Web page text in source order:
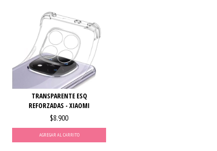
TRANSPARENTE ESQ
REFORZADAS - XIAOMI
$8.900
AGREGAR AL CARRITO